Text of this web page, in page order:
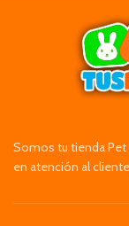
Somos tu tienda Pet
en atención al